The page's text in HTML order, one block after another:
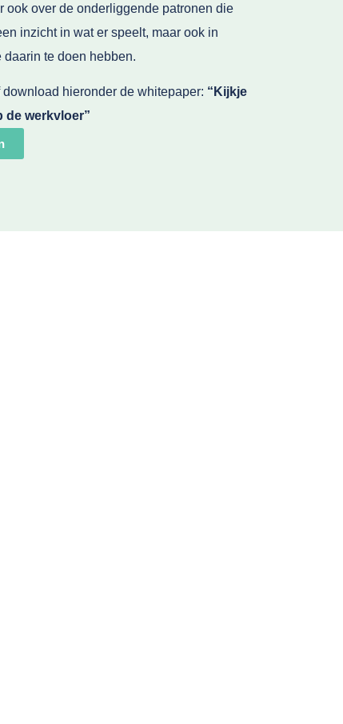
ook over de onderliggende patronen die
inzicht in wat er speelt, maar ook in
te doen hebben.
hieronder de whitepaper: “Kijkje
de werkvloer”